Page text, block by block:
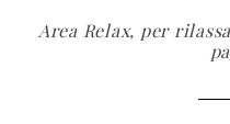
Area Relax, per